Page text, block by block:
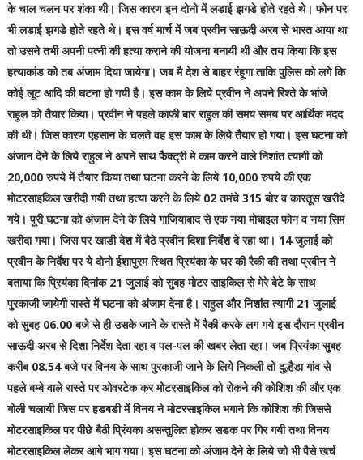
के चाल चलन पर शंका थी। जिस कारण इन दोनो में लडाई झगडे होते रहते थे। फोन पर
भी लडाई झगडे होते रहते थे। इस वर्ष मार्च में जब प्रवीन साऊदी अरब से भारत आया था
तो उसने तभी अपनी पत्नी की हत्या कराने की योजना बनायी थी और तय किया कि इस
हत्याकांड को तब अंजाम दिया जायेगा। जब मै देश से बाहर रंहूगा ताकि पुलिस को लगे कि
कोई लूट आदि की घटना हो गयी है। इस काम के लिये प्रवीन ने अपने रिश्ते के भांजे
राहुल को तैयार किया। प्रवीन ने पहले काफी बार राहुल की समय समय पर आर्थिक मदद
की थी। जिस कारण एहसान के चलते वह इस काम के लिये तैयार हो गया। इस घटना को
अंजान देने के लिये राहुल ने अपने साथ फैक्ट्री मे काम करने वाले निशांत त्यागी को
20,000 रुपये में तैयार किया तथा घटना करने के लिये 10,000 रुपये की एक
मोटरसाइकिल खरीदी गयी तथा हत्या करने के लिये 02 तमंचे 315 बोर व कारतूस खरीदे
गये। पूरी घटना को अंजाम देने के लिये गाजियाबाद से एक नया मोबाइल फोन व नया सिम
खरीदा गया। जिस पर खाडी देश में बैठे प्रवीन दिशा निर्देश दे रहा था। 14 जुलाई को
प्रवीन के निर्देश पर ये दोनो ईशापुरम स्थित प्रियंका के घर की रैकी की तथा प्रवीन ने
बताया कि प्रियंका दिनांक 21 जुलाई को सुबह मोटर साइकिल से मेरे बेटे के साथ
पुरकाजी जायेगी रास्ते में घटना को अंजाम देना है। राहुल और निशांत त्यागी 21 जुलाई
को सुबह 06.00 बजे से ही उसके जाने के रास्ते में रैकी करके लग गये इस दौरान प्रवीन
साऊदी अरब से दिशा निर्देश देता रहा व पल-पल की खबर लेता रहा। जब प्रियंका सुबह
करीब 08.54 बजे पर विनय के साथ पुरकाजी जाने के लिये निकली तो दुल्हैडा गांव से
पहले बम्बे वाले रास्ते पर ओवरटेक कर मोटरसाइकिल को रोकने की कोशिश की और एक
गोली चलायी जिस पर हडबडी में विनय ने मोटरसाइकिल भगाने कि कोशिश की जिससे
मोटरसाइकिल पर पीछे बैठी प्रिंयका असन्तुलित होकर सडक पर गिर गयी तथा विनय
मोटरसाइकिल लेकर आगे भाग गया। इस घटना को अंजाम देने के लिये जो भी पैसे खर्च